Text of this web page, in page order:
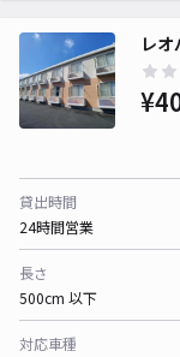
レ
貸出時間
24時間営業
長さ
500cm 以下
対応車種